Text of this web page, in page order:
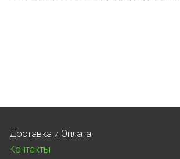
Доставка и Оплата
Контакты